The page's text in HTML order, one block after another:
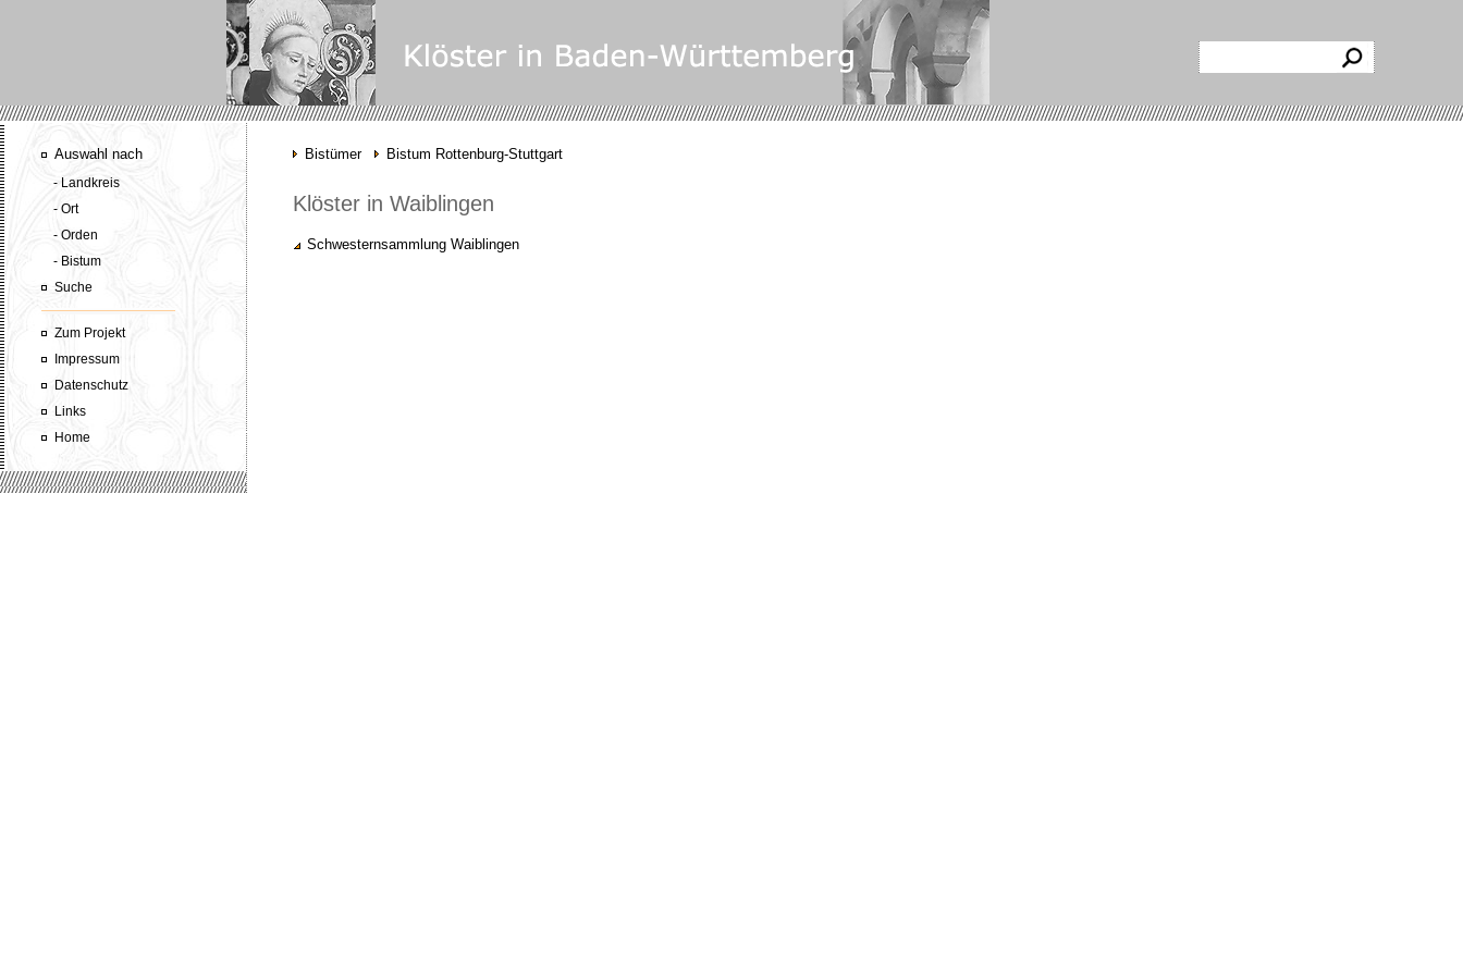
Auswahl nach
- Landkreis
- Ort
- Orden
- Bistum
Suche
Zum Projekt
Impressum
Datenschutz
Links
Home
Bistümer Bistum Rottenburg-Stuttgart
Klöster in Waiblingen
Schwesternsammlung Waiblingen